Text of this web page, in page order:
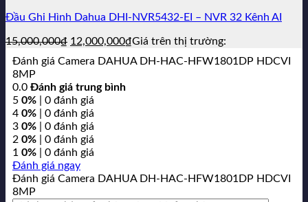
Đầu Ghi Hình Dahua DHI-NVR5432-EI – NVR 32 Kênh AI
15,000,000₫ Giá
là:
12,000,000₫Giá
tại
Giá trên thị trường:
Đánh giá Camera DAHUA DH-HAC-HFW1801DP HDCVI
8MP
0.0 Đánh giá trung bình
5 0% | 0 đánh giá
4 0% | 0 đánh giá
3 0% | 0 đánh giá
2 0% | 0 đánh giá
1 0% | 0 đánh giá
Đánh giá ngay
Đánh giá Camera DAHUA DH-HAC-HFW1801DP HDCVI
8MP